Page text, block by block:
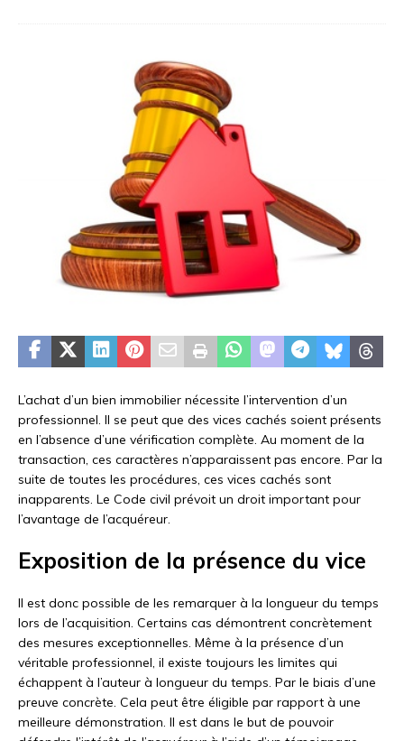
L’achat d’un bien immobilier nécessite l’intervention d’un
professionnel. Il se peut que des vices cachés soient présents
en l’absence d’une vérification complète. Au moment de la
transaction, ces caractères n’apparaissent pas encore. Par la
suite de toutes les procédures, ces vices cachés sont
inapparents. Le Code civil prévoit un droit important pour
l’avantage de l’acquéreur.
Exposition de la présence du vice
Il est donc possible de les remarquer à la longueur du temps
lors de l’acquisition. Certains cas démontrent concrètement
des mesures exceptionnelles. Même à la présence d’un
véritable professionnel, il existe toujours les limites qui
échappent à l’auteur à longueur du temps. Par le biais d’une
preuve concrète. Cela peut être éligible par rapport à une
meilleure démonstration. Il est dans le but de pouvoir